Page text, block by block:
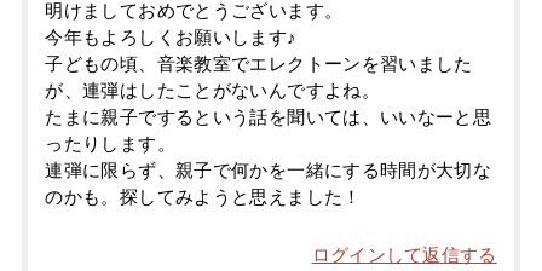
明けましておめでとうございます。
今年もよろしくお願いします♪
子どもの頃、音楽教室でエレクトーンを習いました
が、連弾はしたことがないんですよね。
たまに親子でするという話を聞いては、いいなーと思
ったりします。
連弾に限らず、親子で何かを一緒にする時間が大切な
のかも。探してみようと思えました！
ログインして返信する